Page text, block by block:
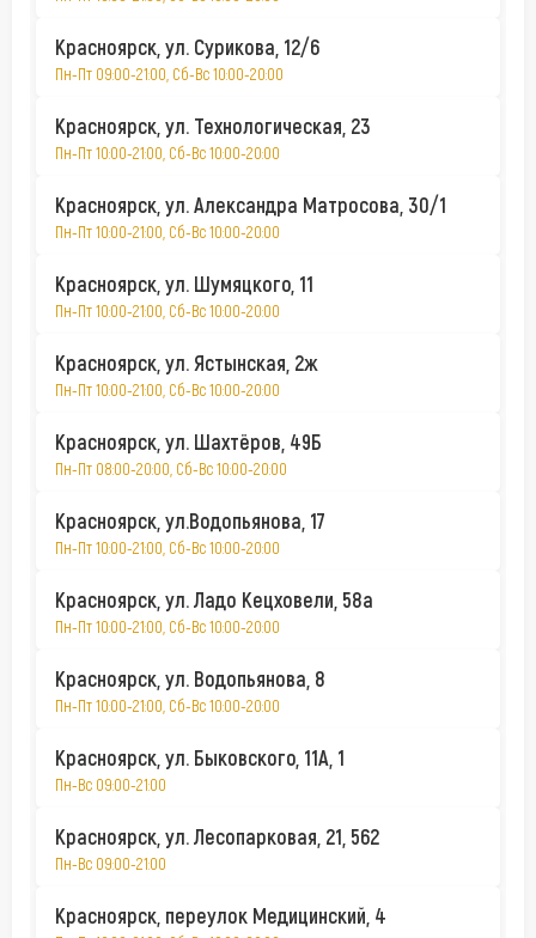
Красноярск, ул. Сурикова, 12/6
Пн-Пт 09:00-21:00, Сб-Вс 10:00-20:00
Красноярск, ул. Технологическая, 23
Пн-Пт 10:00-21:00, Сб-Вс 10:00-20:00
Красноярск, ул. Александра Матросова, 30/1
Пн-Пт 10:00-21:00, Сб-Вс 10:00-20:00
Красноярск, ул. Шумяцкого, 11
Пн-Пт 10:00-21:00, Сб-Вс 10:00-20:00
Красноярск, ул. Ястынская, 2ж
Пн-Пт 10:00-21:00, Сб-Вс 10:00-20:00
Красноярск, ул. Шахтёров, 49Б
Пн-Пт 08:00-20:00, Сб-Вс 10:00-20:00
Красноярск, ул.Водопьянова, 17
Пн-Пт 10:00-21:00, Сб-Вс 10:00-20:00
Красноярск, ул. Ладо Кецховели, 58а
Пн-Пт 10:00-21:00, Сб-Вс 10:00-20:00
Красноярск, ул. Водопьянова, 8
Пн-Пт 10:00-21:00, Сб-Вс 10:00-20:00
Красноярск, ул. Быковского, 11А, 1
Пн-Вс 09:00-21:00
Красноярск, ул. Лесопарковая, 21, 562
Пн-Вс 09:00-21:00
Красноярск, переулок Медицинский, 4